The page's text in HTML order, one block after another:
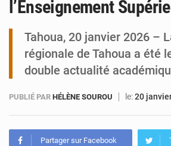
l’Enseignement
Tahoua, 20 janvier 2026 –
régionale de Tahoua a été
double actualité
PUBLIÉ PAR HÉLÈNE SOUROU le:20
Partager sur Facebook